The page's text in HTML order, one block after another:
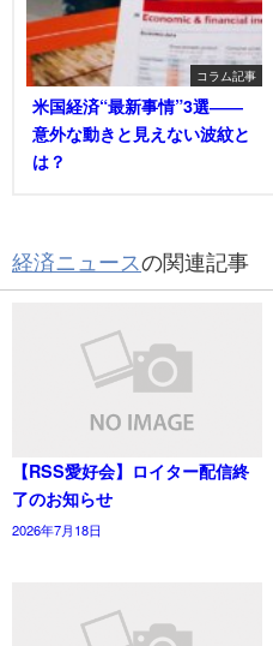
コラム記事
米国経済“最新事情”3選――
意外な動きと見えない波紋と
は？
経済ニュースの関連記事
【RSS愛好会】ロイター配信終
了のお知らせ
2026年7月18日